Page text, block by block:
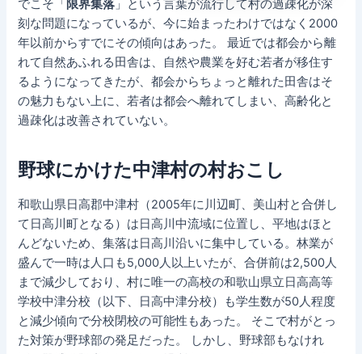
でこそ「 限界集落 」という言葉が流行して村の過疎化が深
刻な問題になっているが、今に始まったわけではなく2000
年以前からすでにその傾向はあった。 最近では都会から離
れて自然あふれる田舎は、自然や農業を好む若者が移住す
るようになってきたが、都会からちょっと離れた田舎はそ
の魅力もない上に、若者は都会へ離れてしまい、高齢化と
過疎化は改善されていない。
野球にかけた中津村の村おこし
和歌山県日高郡中津村（2005年に川辺町、美山村と合併し
て日高川町となる）は日高川中流域に位置し、平地はほと
んどないため、集落は日高川沿いに集中している。林業が
盛んで一時は人口も5,000人以上いたが、合併前は2,500人
まで減少しており、村に唯一の高校の和歌山県立日高高等
学校中津分校（以下、日高中津分校）も学生数が50人程度
と減少傾向で分校閉校の可能性もあった。 そこで村がとっ
た対策が野球部の発足だった。 しかし、野球部もなけれ